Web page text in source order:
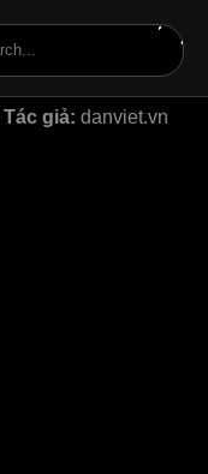
Tác giả: danviet.vn